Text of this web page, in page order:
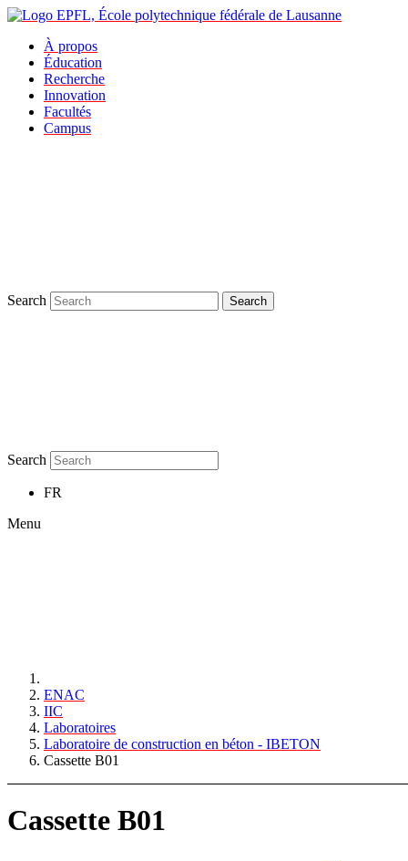
À propos
Éducation
Recherche
Innovation
Facultés
Campus
Search Search
Search
FR
Menu
ENAC
IIC
Laboratoires
Laboratoire de construction en béton - IBETON
Cassette B01
Cassette B01